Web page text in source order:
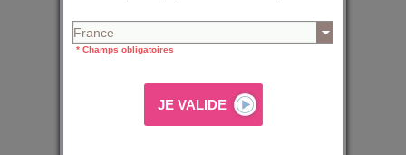
PERSONNALISABLE
* Champs obligatoires